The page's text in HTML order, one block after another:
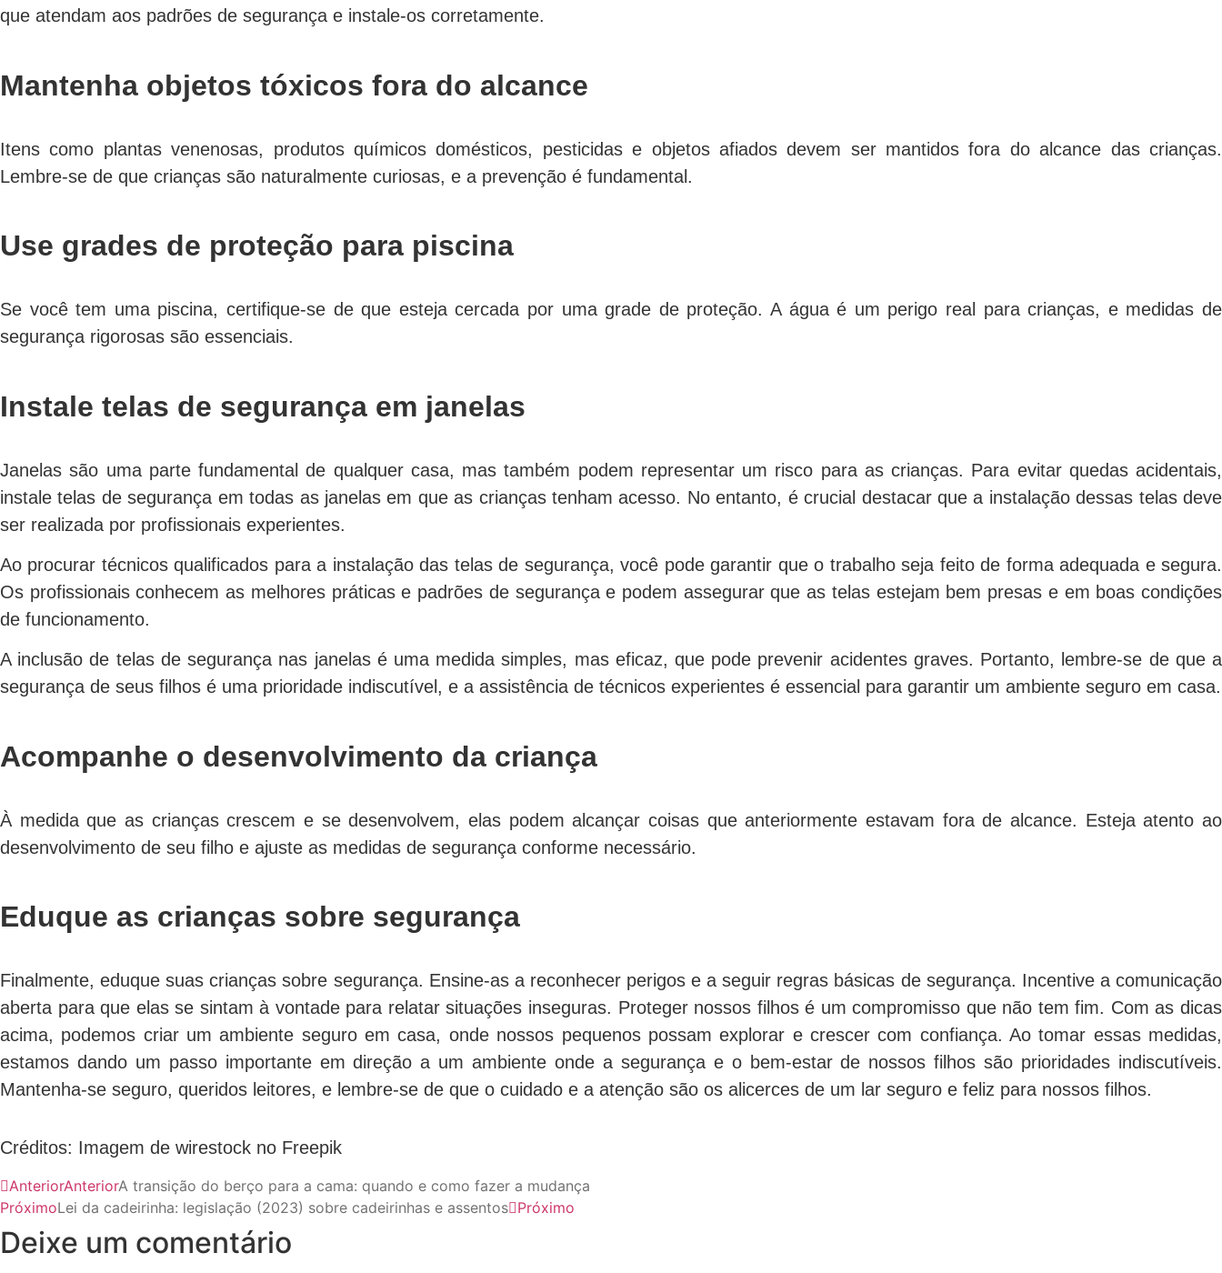
que atendam aos padrões de segurança e instale-os corretamente.
Mantenha objetos tóxicos fora do alcance
Itens como plantas venenosas, produtos químicos domésticos, pesticidas e objetos afiados devem ser mantidos fora do alcance das crianças.
Lembre-se de que crianças são naturalmente curiosas, e a prevenção é fundamental.
Use grades de proteção para piscina
Se você tem uma piscina, certifique-se de que esteja cercada por uma grade de proteção. A água é um perigo real para crianças, e medidas de
segurança rigorosas são essenciais.
Instale telas de segurança em janelas
Janelas são uma parte fundamental de qualquer casa, mas também podem representar um risco para as crianças. Para evitar quedas acidentais,
instale telas de segurança em todas as janelas em que as crianças tenham acesso. No entanto, é crucial destacar que a instalação dessas telas deve
ser realizada por profissionais experientes.
Ao procurar técnicos qualificados para a instalação das telas de segurança, você pode garantir que o trabalho seja feito de forma adequada e segura.
Os profissionais conhecem as melhores práticas e padrões de segurança e podem assegurar que as telas estejam bem presas e em boas condições
de funcionamento.
A inclusão de telas de segurança nas janelas é uma medida simples, mas eficaz, que pode prevenir acidentes graves. Portanto, lembre-se de que a
segurança de seus filhos é uma prioridade indiscutível, e a assistência de técnicos experientes é essencial para garantir um ambiente seguro em casa.
Acompanhe o desenvolvimento da criança
À medida que as crianças crescem e se desenvolvem, elas podem alcançar coisas que anteriormente estavam fora de alcance. Esteja atento ao
desenvolvimento de seu filho e ajuste as medidas de segurança conforme necessário.
Eduque as crianças sobre segurança
Finalmente, eduque suas crianças sobre segurança. Ensine-as a reconhecer perigos e a seguir regras básicas de segurança. Incentive a comunicação
aberta para que elas se sintam à vontade para relatar situações inseguras. Proteger nossos filhos é um compromisso que não tem fim. Com as dicas
acima, podemos criar um ambiente seguro em casa, onde nossos pequenos possam explorar e crescer com confiança. Ao tomar essas medidas,
estamos dando um passo importante em direção a um ambiente onde a segurança e o bem-estar de nossos filhos são prioridades indiscutíveis.
Mantenha-se seguro, queridos leitores, e lembre-se de que o cuidado e a atenção são os alicerces de um lar seguro e feliz para nossos filhos.
Créditos: Imagem de wirestock no Freepik
AnteriorAnteriorA transição do berço para a cama: quando e como fazer a mudança
PróximoLei da cadeirinha: legislação (2023) sobre cadeirinhas e assentos Próximo
Deixe um comentário